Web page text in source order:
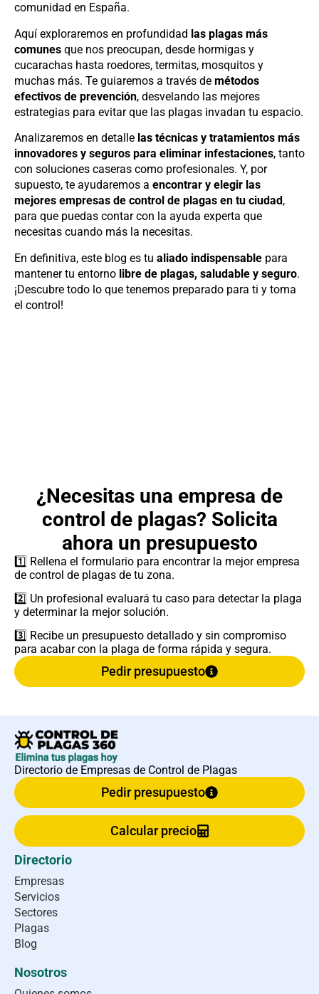
comunidad en España.
Aquí exploraremos en profundidad las plagas más
comunes que nos preocupan, desde hormigas y
cucarachas hasta roedores, termitas, mosquitos y
muchas más. Te guiaremos a través de métodos
efectivos de prevención, desvelando las mejores
estrategias para evitar que las plagas invadan tu espacio.
Analizaremos en detalle las técnicas y tratamientos más
innovadores y seguros para eliminar infestaciones, tanto
con soluciones caseras como profesionales. Y, por
supuesto, te ayudaremos a encontrar y elegir las
mejores empresas de control de plagas en tu ciudad ,
para que puedas contar con la ayuda experta que
necesitas cuando más la necesitas.
En definitiva, este blog es tu aliado indispensable para
mantener tu entorno libre de plagas, saludable y seguro.
¡Descubre todo lo que tenemos preparado para ti y toma
el control!
¿Necesitas una empresa de
control de plagas? Solicita
ahora un presupuesto
1️⃣ Rellena el formulario para encontrar la mejor empresa
de control de plagas de tu zona.
2️⃣ Un profesional evaluará tu caso para detectar la plaga
y determinar la mejor solución.
3️⃣ Recibe un presupuesto detallado y sin compromiso
para acabar con la plaga de forma rápida y segura.
Pedir presupuesto
Directorio de Empresas de Control de Plagas
Pedir presupuesto
Calcular precio
Directorio
Empresas
Servicios
Sectores
Plagas
Blog
Nosotros